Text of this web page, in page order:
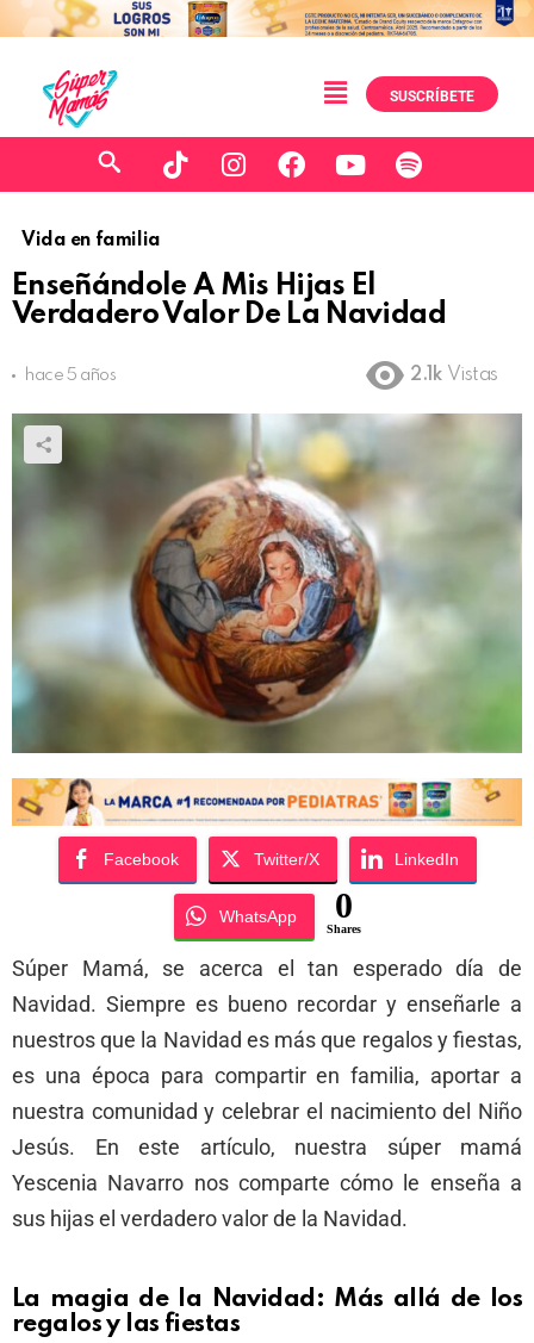
SUSCRÍBETE
Vida en familia
Enseñándole A Mis Hijas El
Verdadero Valor De La Navidad
hace 5 años 2.1k Vistas
Facebook Twitter/X LinkedIn
WhatsApp 0
Shares
Súper Mamá, se acerca el tan esperado día de
Navidad. Siempre es bueno recordar y enseñarle a
nuestros que la Navidad es más que regalos y fiestas,
es una época para compartir en familia, aportar a
nuestra comunidad y celebrar el nacimiento del Niño
Jesús. En este artículo, nuestra súper mamá
Yescenia Navarro nos comparte cómo le enseña a
sus hijas el verdadero valor de la Navidad.
La magia de la Navidad: Más allá de los
regalos y las fiestas